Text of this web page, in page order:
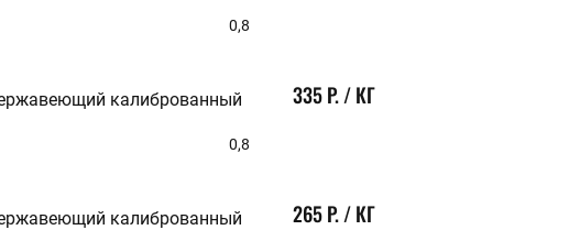
0,8
калиброванный
0,8
335 Р. / КГ
калиброванный 265 Р. / КГ